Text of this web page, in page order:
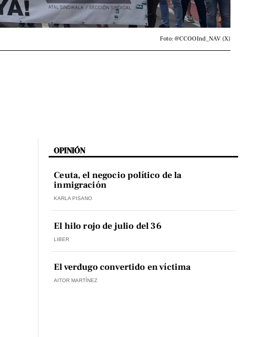
Foto: @CCOOInd_NAV (X)
OPINIÓN
Ceuta, el negocio político de la
inmigración
KARLA PISANO
El hilo rojo de julio del 36
LIBER
El verdugo convertido en víctima
AITOR MARTÍNEZ